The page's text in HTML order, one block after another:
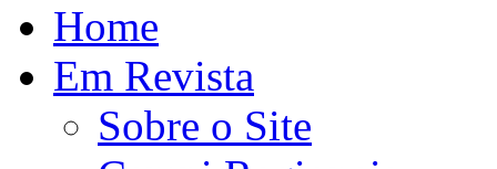
Home
Em Revista
Sobre o Site